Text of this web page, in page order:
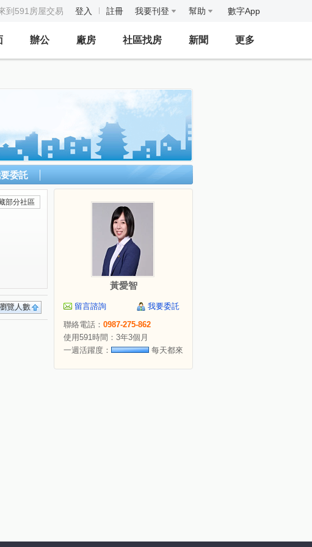
到591房屋交易 登入 註冊 我要刊登 幫助 數字App
辦公 廠房 社區找房 新聞 更多
委託
部分社區
覽人數
黃愛智
留言諮詢
我要委託
聯絡電話： 0987-275-862
使用591時間：3年3個月
一週活躍度：
每天都來